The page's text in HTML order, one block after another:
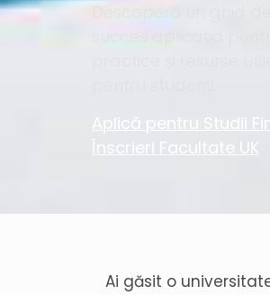
Descoperă un ghid
succes aplicația
Aplică pentru Studii
Înscrieri Facultate UK
Ai găsit o